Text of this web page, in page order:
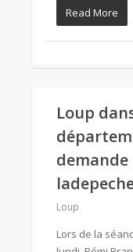
Read More
Loup
demande
Loup
Lors de la